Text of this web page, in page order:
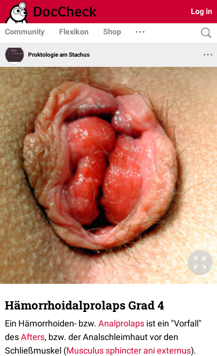
Log in
Community Flexikon Shop
Proktologie am Stachus
Hämorrhoidalprolaps Grad 4
Ein Hämorrhoiden- bzw. Analprolaps ist ein "Vorfall"
desAfters, bzw. der Analschleimhaut vor den
Schließmuskel (Musculus sphincter ani externus).